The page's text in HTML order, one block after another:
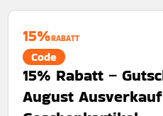
15%RABATT
Code
15% Rabatt –
August